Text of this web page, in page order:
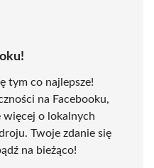
tym co najlepsze!
na Facebooku,
więcej o lokalnych
Twoje zdanie się
na bieżąco!